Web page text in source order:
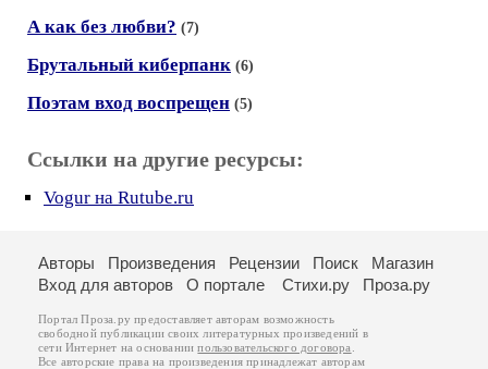
А как без любви? (7)
Брутальный киберпанк (6)
Поэтам вход воспрещен (5)
Ссылки на другие ресурсы:
Vogur на Rutube.ru
Авторы Произведения Рецензии Поиск
Магазин
Вход для авторов
О портале Стихи.ру Проза.ру
Портал Проза.ру предоставляет авторам возможность
свободной публикации своих литературных произведений в
сети Интернет на основаниипользовательского договора
Все авторские права на произведения принадлежат авторам